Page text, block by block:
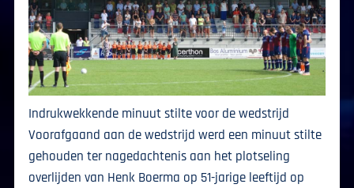
Indrukwekkende minuut stilte voor de wedstrijd
Voorafgaand aan de wedstrijd werd een minuut stilte
gehouden ter nagedachtenis aan het plotseling
overlijden van Henk Boerma op 51-jarige leeftijd op